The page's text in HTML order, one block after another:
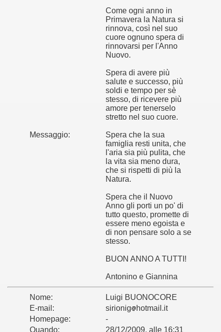
Messaggio:
Come ogni anno in
Primavera la Natura si
rinnova, così nel suo
cuore ognuno spera di
rinnovarsi per l'Anno
Nuovo.
Spera di avere più
salute e successo, più
soldi e tempo per sè
stesso, di ricevere più
amore per tenerselo
stretto nel suo cuore.
Spera che la sua
famiglia resti unita, che
l'aria sia più pulita, che
la vita sia meno dura,
che si rispetti di più la
Natura.
Spera che il Nuovo
Anno gli porti un po' di
tutto questo, promette di
essere meno egoista e
di non pensare solo a se
stesso.
BUON ANNO A TUTTI!
Antonino e Giannina
Nome:
Luigi BUONOCORE
E-mail:
sirionig
hotmail.it
Homepage:
-
Quando:
28/12/2009, alle 16:31